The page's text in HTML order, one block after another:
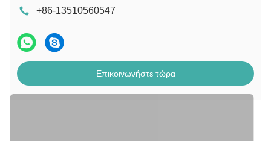
+86-13510560547
Επικοινωνήστε τώρα